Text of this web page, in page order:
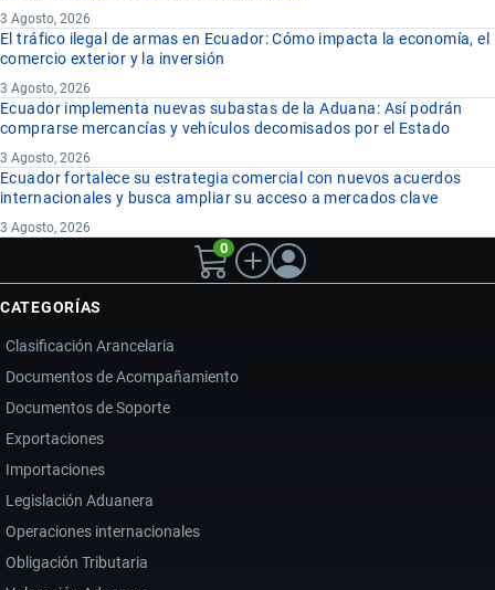
3 Agosto, 2026
El tráfico ilegal de armas en Ecuador: Cómo impacta la economía, el
comercio exterior y la inversión
3 Agosto, 2026
Ecuador implementa nuevas subastas de la Aduana: Así podrán
comprarse mercancías y vehículos decomisados por el Estado
3 Agosto, 2026
Ecuador fortalece su estrategia comercial con nuevos acuerdos
internacionales y busca ampliar su acceso a mercados clave
3 Agosto, 2026
0
CATEGORÍAS
Clasificación Arancelaria
Documentos de Acompañamiento
Documentos de Soporte
Exportaciones
Importaciones
Legislación Aduanera
Operaciones internacionales
Obligación Tributaria